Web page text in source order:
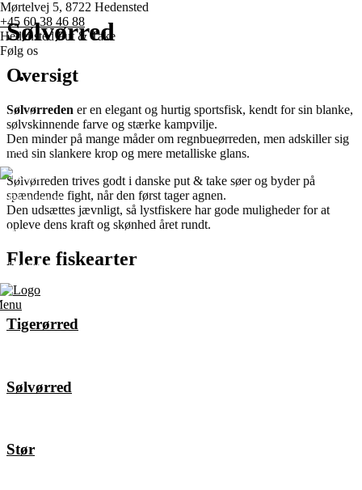
Mørtelvej 5, 8722 Hedensted
+45 60 38 46 88
Hedensted Put & Take
Følg os
Forside
Priser
Konkurrencer
Diverse
Kontakt os
Sølvørred
Oversigt
Sølvørreden er en elegant og hurtig sportsfisk, kendt for sin blanke,
sølvskinnende farve og stærke kampvilje.
Den minder på mange måder om regnbueørreden, men adskiller sig
med sin slankere krop og mere metalliske glans.
Sølvørreden trives godt i danske put & take søer og byder på
spændende fight, når den først tager agnen.
Den udsættes jævnligt, så lystfiskere har gode muligheder for at
opleve dens kraft og skønhed året rundt.
Flere fiskearter
Tigerørred
Sølvørred
Stør